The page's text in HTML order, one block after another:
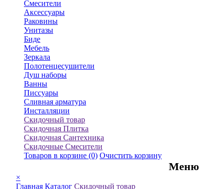
Смесители
Аксессуары
Раковины
Унитазы
Биде
Мебель
Зеркала
Полотенцесушители
Душ наборы
Ванны
Писсуары
Сливная арматура
Инсталляции
Скидочный товар
Скидочная Плитка
Скидочная Сантехника
Скидочные Смесители
Товаров в корзине (0) Очистить корзину
Меню
×
Главная Каталог Скидочный товар